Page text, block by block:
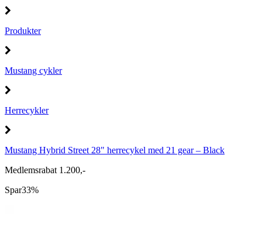
Produkter
Mustang cykler
Herrecykler
Mustang Hybrid Street 28" herrecykel med 21 gear – Black
Medlemsrabat 1.200,-
Spar33%